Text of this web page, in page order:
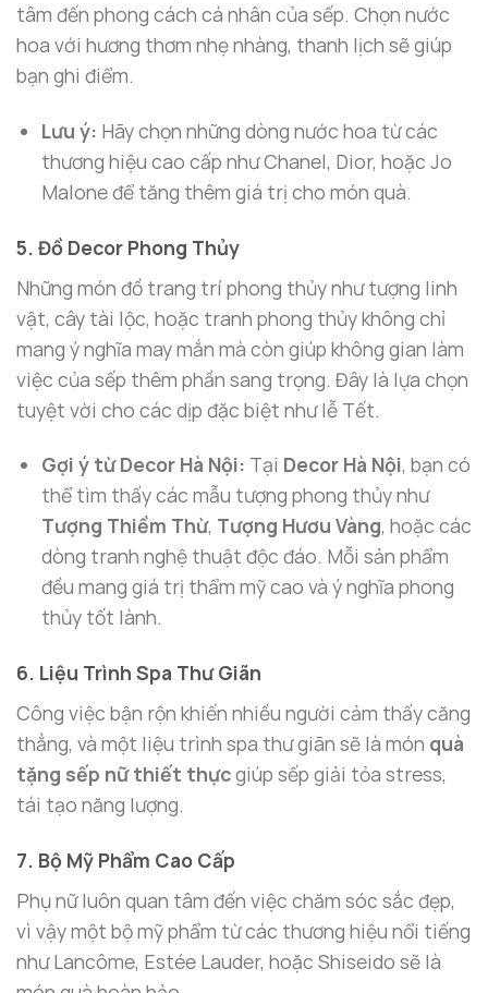
tâm đến phong cách cá nhân của sếp. Chọn nước
hoa với hương thơm nhẹ nhàng, thanh lịch sẽ giúp
bạn ghi điểm.
Lưu ý: Hãy chọn những dòng nước hoa từ các
thương hiệu cao cấp như Chanel, Dior, hoặc Jo
Malone để tăng thêm giá trị cho món quà.
5. Đồ Decor Phong Thủy
Những món đồ trang trí phong thủy như tượng linh
vật, cây tài lộc, hoặc tranh phong thủy không chỉ
mang ý nghĩa may mắn mà còn giúp không gian làm
việc của sếp thêm phần sang trọng. Đây là lựa chọn
tuyệt vời cho các dịp đặc biệt như lễ Tết.
Gợi ý từ Decor Hà Nội: Tại Decor Hà Nội, bạn có
thể tìm thấy các mẫu tượng phong thủy như
Tượng Thiềm Thừ, Tượng Hươu Vàng, hoặc các
dòng tranh nghệ thuật độc đáo. Mỗi sản phẩm
đều mang giá trị thẩm mỹ cao và ý nghĩa phong
thủy tốt lành.
6. Liệu Trình Spa Thư Giãn
Công việc bận rộn khiến nhiều người cảm thấy căng
thẳng, và một liệu trình spa thư giãn sẽ là món quà
tặng sếp nữ thiết thựcgiúp sếp giải tỏa stress,
tái tạo năng lượng.
7. Bộ Mỹ Phẩm Cao Cấp
Phụ nữ luôn quan tâm đến việc chăm sóc sắc đẹp,
vì vậy một bộ mỹ phẩm từ các thương hiệu nổi tiếng
như Lancôme, Estée Lauder, hoặc Shiseido sẽ là